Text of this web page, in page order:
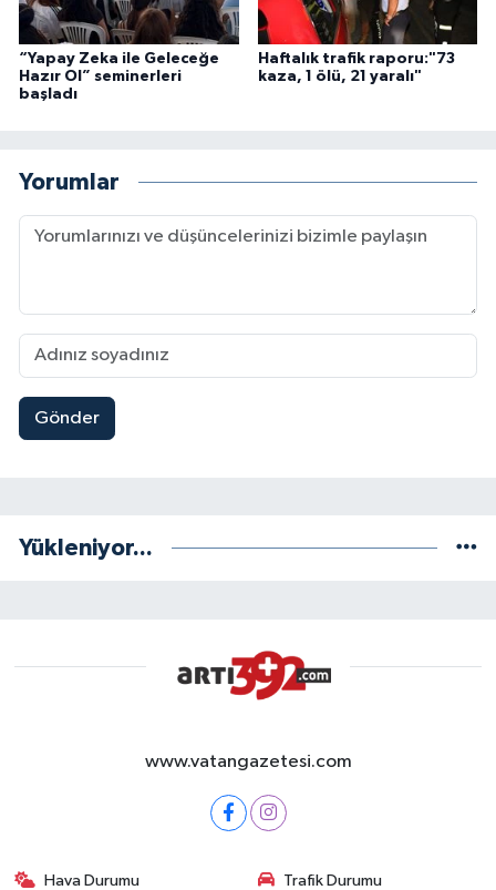
“Yapay Zeka ile Geleceğe
Hazır Ol” seminerleri
başladı
Haftalık trafik raporu:"73
kaza, 1 ölü, 21 yaralı"
Yorumlar
Gönder
Yükleniyor...
www.vatangazetesi.com
Hava Durumu Trafik Durumu